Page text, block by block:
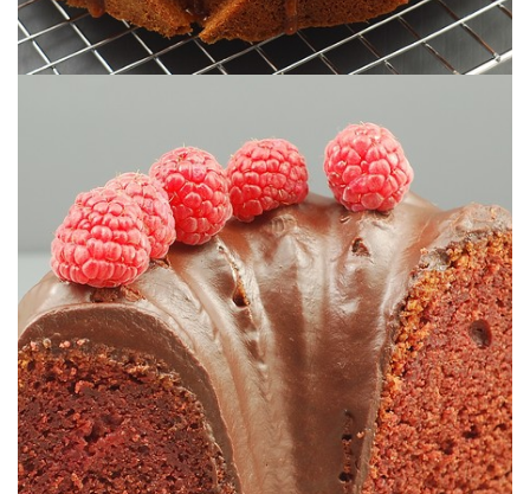
RED VELVET BUNDTCAKE (A LA
BETTERAVE, SANS COLORANT)
Bon à en retomber amoureuse ;o)